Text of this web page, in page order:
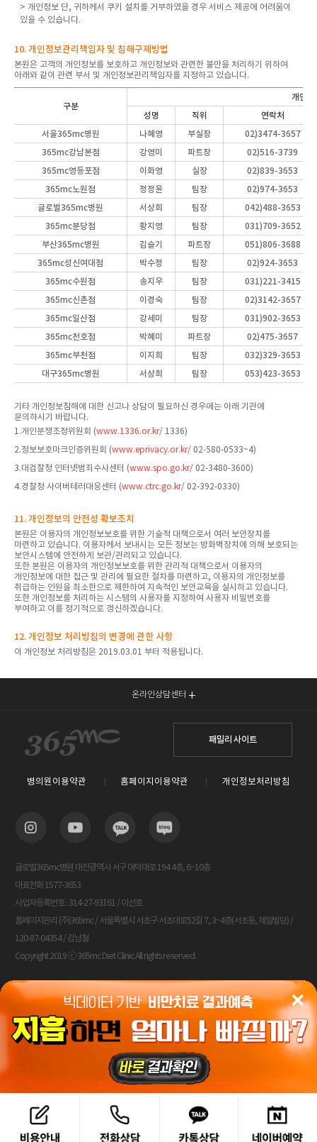
> 개인정보 단, 귀하께서 쿠키 설치를 거부하였을 경우 서비스 제공에 어려움이
있을 수 있습니다.
10. 개인정보관리책임자 및 침해구제방법
본원은 고객의 개인정보를 보호하고 개인정보와 관련한 불만을 처리하기 위하여
아래와 같이 관련 부서 및 개인정보관리책임자를 지정하고 있습니다.
구분
개인정
성명
직위
연락처
서울365mc병원
나혜영 부실장
02)3474-3657
365mc강남본점
강영미 파트장
02)516-3739
365mc영등포점
이화영 실장
02)839-3653
365mc노원점
정정윤 팀장
02)974-3653
글로벌365mc병원
서상희 팀장
042)488-3653
365mc분당점
황지영 팀장
031)709-3652
부산365mc병원
김슬기 파트장
051)806-3688
365mc성신여대점
박수정 팀장
02)924-3653
365mc수원점
송지우 팀장
031)221-3415
365mc신촌점
이경숙 팀장
02)3142-3657
365mc일산점
강세미 팀장
031)902-3653
365mc천호점
박혜미 파트장
02)475-3657
365mc부천점
이지희 팀장
032)329-3653
대구365mc병원
서상희 팀장 053)423-3653
기타 개인정보침해에 대한 신고나 상담이 필요하신 경우에는 아래 기관에
문의하시기 바랍니다.
1.개인분쟁조정위원회 (www.1336.or.kr/ 1336)
2.정보보호마크인증위원회 (www.eprivacy.or.kr/ 02-580-0533~4)
3.대검찰청 인터넷범죄수사센터 (www.spo.go.kr/ 02-3480-3600)
4.경찰청 사이버테러대응센터 (www.ctrc.go.kr/ 02-392-0330)
11. 개인정보의 안전성 확보조치
본원은 이용자의 개인정보보호를 위한 기술적 대책으로서 여러 보안장치를
마련하고 있습니다. 이용자께서 보내시는 모든 정보는 방화벽장치에 의해 보호되는
보안시스템에 안전하게 보관/관리되고 있습니다.
또한 본원은 이용자의 개인정보보호를 위한 관리적 대책으로서 이용자의
개인정보에 대한 접근 및 관리에 필요한 절차를 마련하고, 이용자의 개인정보를
취급하는 인원을 최소한으로 제한하여 지속적인 보안교육을 실시하고 있습니다.
또한 개인정보를 처리하는 시스템의 사용자를 지정하여 사용자 비밀번호를
부여하고 이를 정기적으로 갱신하겠습니다.
12. 개인정보 처리방침의 변경에 관한 사항
이 개인정보 처리방침은 2019.03.01 부터 적용됩니다.
온라인상담센터
패밀리 사이트
병의원이용약관 홈페이지이용약관 개인정보처리방침
글로벌365mc병원 대전광역시 서구 대덕대로 194 4층, 6~10층
대표전화 1577-3653
사업자등록번호 : 314-27-93161 / 이선호
홈페이지관리 (주)365mc / 서울특별시 서초구 서초대로52길 7, 3~4층(서초동, 제일빌딩) /
120-87-04354 / 김남철
Copyright 2019 ⓒ 365mc Diet Clinic All rights reserved.